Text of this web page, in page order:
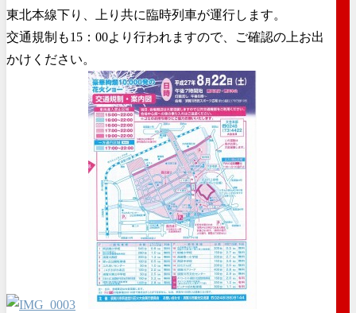
東北本線下り、上り共に臨時列車が運行します。
交通規制も15：00より行われますので、ご確認の上お出
かけください。